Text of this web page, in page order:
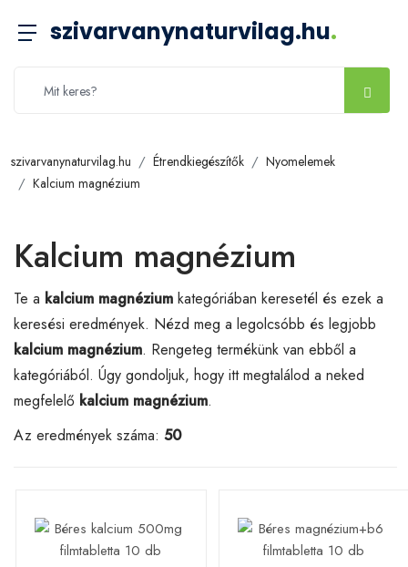
szivarvanynaturvilag.hu.
szivarvanynaturvilag.hu Étrendkiegészítők
Nyomelemek
Kalcium magnézium
Kalcium magnézium
Te a kalcium magnézium kategóriában keresetél és ezek a
keresési eredmények. Nézd meg a legolcsóbb és legjobb
kalcium magnézium. Rengeteg termékünk van ebből a
kategóriából. Úgy gondoljuk, hogy itt megtalálod a neked
megfelelő kalcium magnézium.
Az eredmények száma: 50